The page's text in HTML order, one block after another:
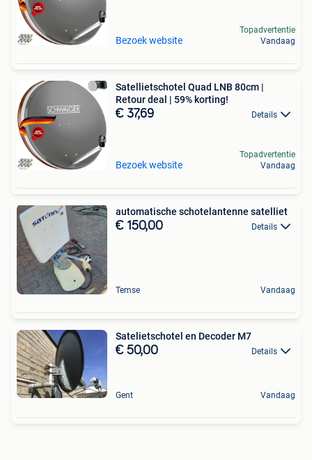
Bezoek website
Topadvertentie
Vandaag
Satellietschotel Quad LNB 80cm |
Retour deal | 59% korting!
€ 37,69 Details
Bezoek website
Topadvertentie
Vandaag
automatische schotelantenne satelliet
€ 150,00 Details
Temse Vandaag
Satelietschotel en Decoder M7
€ 50,00 Details
Gent Vandaag